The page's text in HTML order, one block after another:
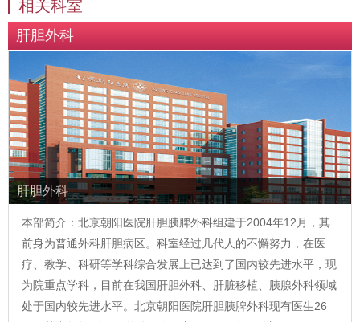
相关科室
肝胆外科
肝胆外科
本部简介：北京朝阳医院肝胆胰脾外科组建于2004年12月，其
前身为普通外科肝胆病区。科室经过几代人的不懈努力，在医
疗、教学、科研等学科综合发展上已达到了国内较先进水平，现
为院重点学科，目前在我国肝胆外科、肝脏移植、胰腺外科领域
处于国内较先进水平。北京朝阳医院肝胆胰脾外科现有医生26